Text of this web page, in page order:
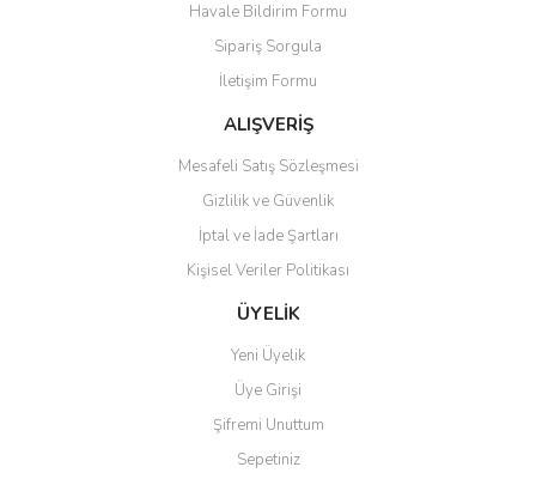
Ürün açıklamasında eksik bilgiler bulunuyor.
Ürün bilgilerinde hatalar bulunuyor.
Ürün fiyatı diğer sitelerden daha pahalı.
Bu ürüne benzer farklı alternatifler olmalı.
Gönder
Havale Bildirim Formu
Sipariş Sorgula
İletişim Formu
ALIŞVERİŞ
Mesafeli Satış Sözleşmesi
Gizlilik ve Güvenlik
İptal ve İade Şartları
Kişisel Veriler Politikası
ÜYELİK
Yeni Üyelik
Üye Girişi
Şifremi Unuttum
Sepetiniz